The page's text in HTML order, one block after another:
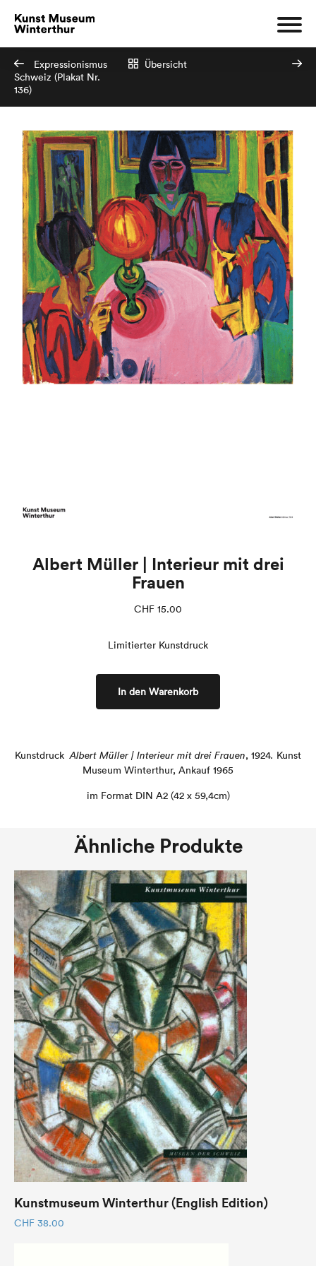
Expressionismus
Schweiz (Plakat Nr.
136)
Übersicht
Albert Müller | Interieur mit drei
Frauen
CHF 15.00
Limitierter Kunstdruck
In den Warenkorb
KunstdruckAlbert Müller | Interieur mit drei Frauen, 1924. Kunst
Museum Winterthur, Ankauf 1965
im Format DIN A2 (42 x 59,4cm)
Ähnliche Produkte
Kunstmuseum Winterthur (English Edition)
CHF 38.00